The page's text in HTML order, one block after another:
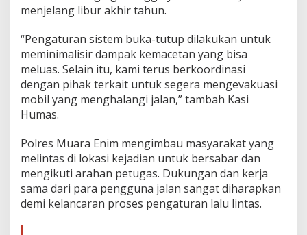
a
T
u
k
F
u
s
e
r
p
e
r
o
menjelang libur akhir tahun.
“Pengaturan sistem buka-tutup dilakukan untuk
meminimalisir dampak kemacetan yang bisa
meluas. Selain itu, kami terus berkoordinasi
dengan pihak terkait untuk segera mengevakuasi
mobil yang menghalangi jalan,” tambah Kasi
Humas.
Polres Muara Enim mengimbau masyarakat yang
melintas di lokasi kejadian untuk bersabar dan
mengikuti arahan petugas. Dukungan dan kerja
sama dari para pengguna jalan sangat diharapkan
demi kelancaran proses pengaturan lalu lintas.